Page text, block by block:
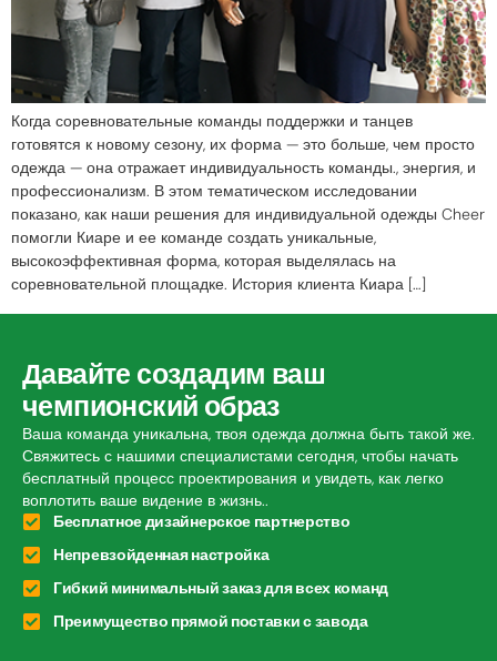
Когда соревновательные команды поддержки и танцев
готовятся к новому сезону, их форма — это больше, чем просто
одежда — она отражает индивидуальность команды., энергия, и
профессионализм. В этом тематическом исследовании
показано, как наши решения для индивидуальной одежды Cheer
помогли Киаре и ее команде создать уникальные,
высокоэффективная форма, которая выделялась на
соревновательной площадке. История клиента Киара […]
Давайте создадим ваш
чемпионский образ
Ваша команда уникальна, твоя одежда должна быть такой же.
Свяжитесь с нашими специалистами сегодня, чтобы начать
бесплатный процесс проектирования и увидеть, как легко
воплотить ваше видение в жизнь..
Бесплатное дизайнерское партнерство
Непревзойденная настройка
Гибкий минимальный заказ для всех команд
Преимущество прямой поставки с завода